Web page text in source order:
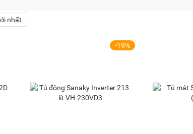
nhất
-19%